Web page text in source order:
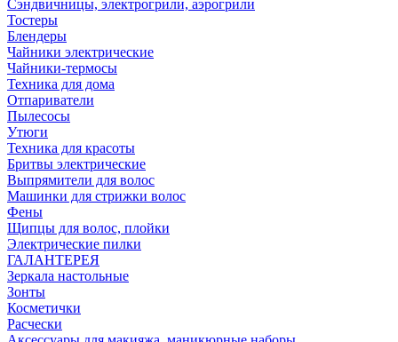
Сэндвичницы, электрогрили, аэрогрили
Тостеры
Блендеры
Чайники электрические
Чайники-термосы
Техника для дома
Отпариватели
Пылесосы
Утюги
Техника для красоты
Бритвы электрические
Выпрямители для волос
Машинки для стрижки волос
Фены
Щипцы для волос, плойки
Электрические пилки
ГАЛАНТЕРЕЯ
Зеркала настольные
Зонты
Косметички
Расчески